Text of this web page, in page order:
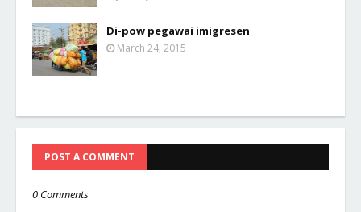
Di-pow pegawai imigresen
March 24, 2015
POST A COMMENT
0 Comments